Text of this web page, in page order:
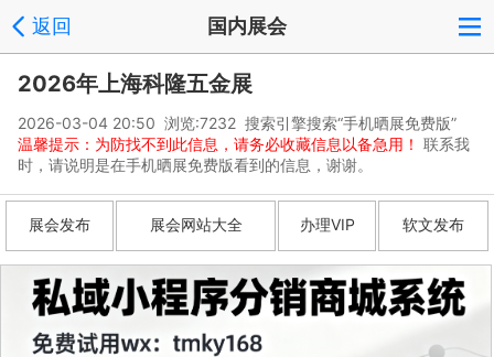
返回 国内展会
2026年上海科隆五金展
2026-03-04 20:50 浏览:7232 搜索引擎搜索“手机晒展免费版”
温馨提示：为防找不到此信息，请务必收藏信息以备急用！ 联系我
时，请说明是在手机晒展免费版看到的信息，谢谢。
展会发布 展会网站大全 办理VIP 软文发布